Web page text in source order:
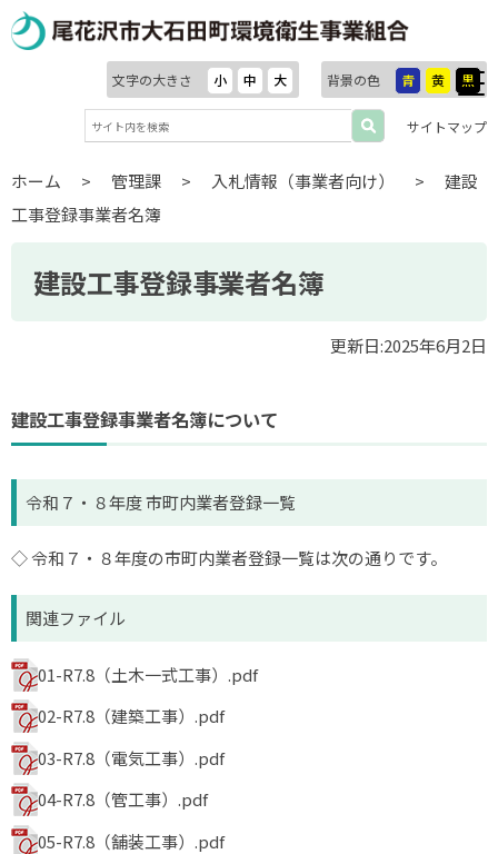
文字の大きさ 小 中 大 背景の色 青 黄 黒
サイトマップ
ホーム > 管理課 > 入札情報（事業者向け） > 建設
工事登録事業者名簿
建設工事登録事業者名簿
更新日:2025年6月2日
建設工事登録事業者名簿について
令和７・８年度 市町内業者登録一覧
◇ 令和７・８年度の市町内業者登録一覧は次の通りです。
関連ファイル
01-R7.8（土木一式工事）.pdf
02-R7.8（建築工事）.pdf
03-R7.8（電気工事）.pdf
04-R7.8（管工事）.pdf
05-R7.8（舗装工事）.pdf